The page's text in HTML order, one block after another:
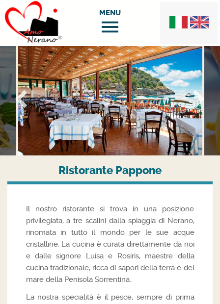
Ristorante Pappone
Il nostro ristorante si trova in una posizione
privilegiata, a tre scalini dalla spiaggia di Nerano,
rinomata in tutto il mondo per le sue acque
cristalline. La cucina è curata direttamente da noi
e dalle signore Luisa e Rosiris, maestre della
cucina tradizionale, ricca di sapori della terra e del
mare della Penisola Sorrentina.
La nostra specialità è il pesce, sempre di prima